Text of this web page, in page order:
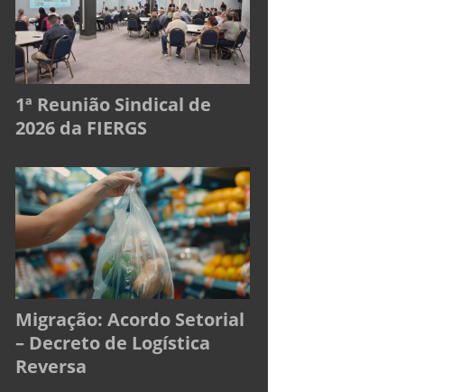
1ª Reunião Sindical de
2026 da FIERGS
Migração: Acordo Setorial
– Decreto de Logística
Reversa